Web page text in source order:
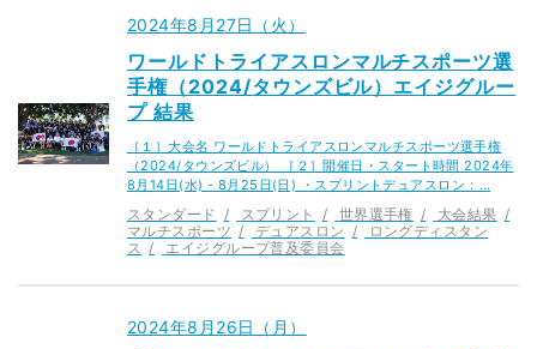
2024年8月27日（火）
ワールドトライアスロンマルチスポーツ選
手権（2024/タウンズビル）エイジグルー
プ 結果
［１］大会名 ワールドトライアスロンマルチスポーツ選手権
（2024/タウンズビル） ［２］開催日・スタート時間 2024年
8月14日(水) - 8月25日(日) ・スプリントデュアスロン：…
スタンダード スプリント 世界選手権
大会結果
マルチスポーツ
デュアスロン
ロングディスタン
ス
エイジグループ普及委員会
2024年8月26日（月）